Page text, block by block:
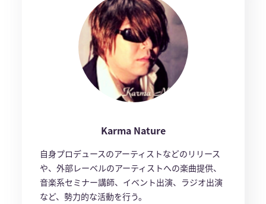
Karma Nature
自身プロデュースのアーティストなどのリリース
や、外部レーベルのアーティストへの楽曲提供、
音楽系セミナー講師、イベント出演、ラジオ出演
など、勢力的な活動を行う。